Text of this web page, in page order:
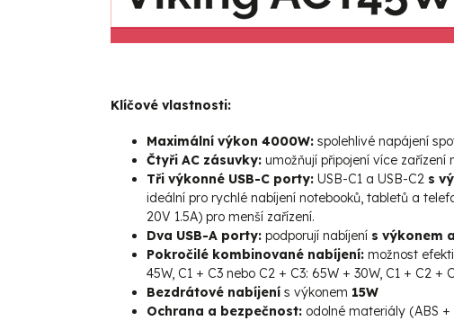
Klíčové vlastnosti:
Maximální výkon 4000W: spolehlivé napájení
Čtyři AC zásuvky: umožňují připojení více zařízení
Tři výkonné USB-C porty: USB-C1 a USB-C2 s
ideální pro rychlé nabíjení notebooků, tabletů a
20V 1.5A) pro menší zařízení.
Dva USB-A porty: podporují nabíjení s výkonem
Pokročilé kombinované nabíjení: možnost
45W, C1 + C3 nebo C2 + C3: 65W + 30W, C1 + C2 +
Bezdrátové nabíjení s výkonem 15W
Ochrana a bezpečnost: odolné materiály (ABS